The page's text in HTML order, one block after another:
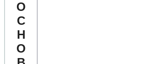
О
С
Н
О